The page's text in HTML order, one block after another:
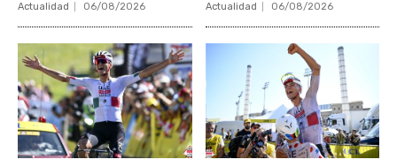
Actualidad 06/08/2026 Actualidad 06/08/2026